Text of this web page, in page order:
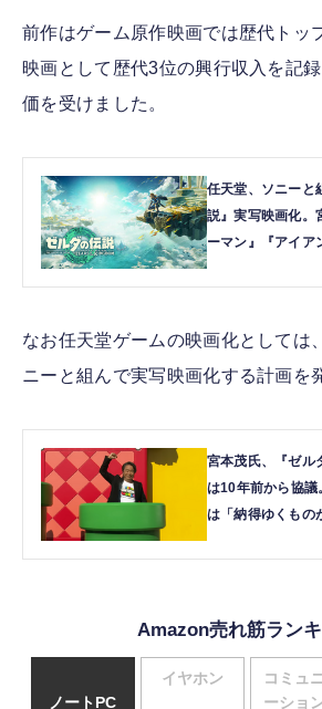
前作はゲーム原作映画では歴代トッ
映画として歴代3位の興行収入を記
価を受けました。
任天堂、ソニーと
説』実写映画化。
ーマン』『アイ
なお任天堂ゲームの映画化としては
ニーと組んで実写映画化する計画を
宮本茂氏、『ゼル
は10年前から協議
は「納得ゆくもの
Amazon売れ筋ラン
ノートPC
イヤホン
コミュ
ーショ